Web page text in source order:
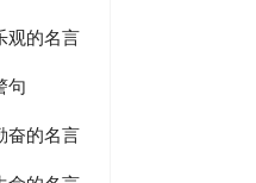
观的名言
句
奋的名言